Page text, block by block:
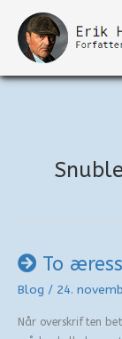
indholdet
To
Blog / 24.
Når overskriften